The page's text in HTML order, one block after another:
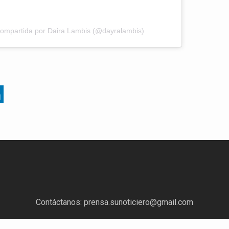
por Daira Lambis (@dayralambis)
Contáctanos: prensa.sunoticiero@gmail.com